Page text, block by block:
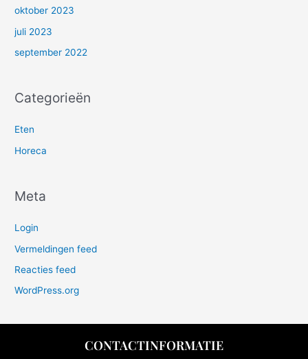
oktober 2023
juli 2023
september 2022
Categorieën
Eten
Horeca
Meta
Login
Vermeldingen feed
Reacties feed
WordPress.org
CONTACTINFORMATIE